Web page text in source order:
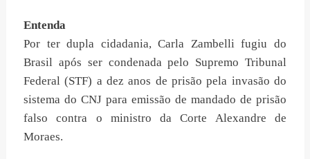
Entenda
Por ter dupla cidadania, Carla Zambelli fugiu do
Brasil após ser condenada pelo Supremo Tribunal
Federal (STF) a dez anos de prisão pela invasão do
sistema do CNJ para emissão de mandado de prisão
falso contra o ministro da Corte Alexandre de
Moraes.